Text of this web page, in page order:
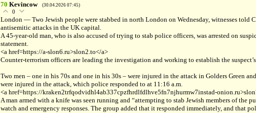
70 Kevincow (30.04.2026 07:45)
0
London — Two Jewish people were stabbed in north London on Wednesday, witnesses told
antisemitic attacks in the UK capital.
A 45-year-old man, who is also accused of trying to stab police officers, was arrested on
statement.
<a href=https://a-slon6.ru>slon2.to</a>
Counter-terrorism officers are leading the investigation and working to establish the
Two men – one in his 70s and one in his 30s – were injured in the attack in Golders Green
were injured in the attack, which police responded to at 11:16 a.m.
<a href=https://kraken2trfqodvidhl4ab337cpzfhrdlfdlhve5fn7njhurmw7instad-
A man armed with a knife was seen running and “attempting to stab Jewish members of
watch and emergency responses. The group added that it responded immediately, and that